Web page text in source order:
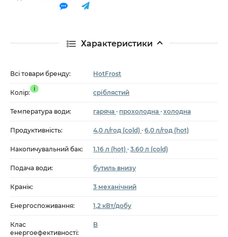
Характеристики
Всі товари бренду: HotFrost
Колір:
i
сріблястий
Температура води: гаряча· прохолодна·холодна
Продуктивність: 4,0 л/год (cold)·6,0 л/год (hot)
Накопичувальний бак: 1.16 л (hot)·3.60 л (cold)
Подача води: бутиль внизу
Кранік: 3 механічний
Енергоспоживання: 1,2 кВт/добу
Клас
енергоефективності:
B